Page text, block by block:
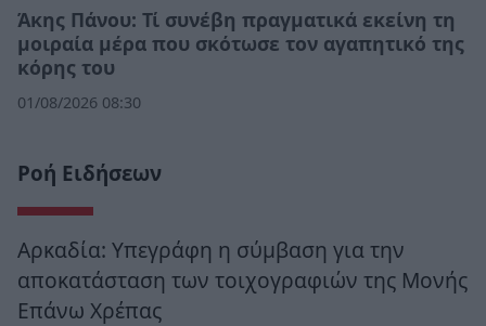
Άκης Πάνου: Τί συνέβη πραγματικά εκείνη τη
μοιραία μέρα που σκότωσε τον αγαπητικό της
κόρης του
01/08/2026 08:30
Ροή Ειδήσεων
Αρκαδία: Υπεγράφη η σύμβαση για την
αποκατάσταση των τοιχογραφιών της Μονής
Επάνω Χρέπας